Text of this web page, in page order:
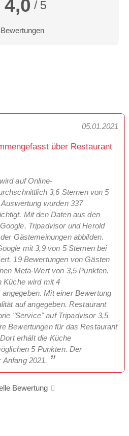
4,0 / 5
05.01.2021
über Restaurant
auf Online-
3,6 Sternen von 5
wurden 337
Mit den Daten aus den
Tripadvisor und Herold
Gästemeinungen abbilden.
mit 3,9 von 5 Sternen bei
19 Bewertungen von Gästen
Meta-Wert von 3,5 Punkten.
Küche wird mit 4
Mit einer Bewertung
auf angegeben. Restaurant
"Service" auf Tripadvisor 3,5
Bewertungen für das Restaurant
erhält die Küche
5 Punkten. Der
2021.
Bewertung